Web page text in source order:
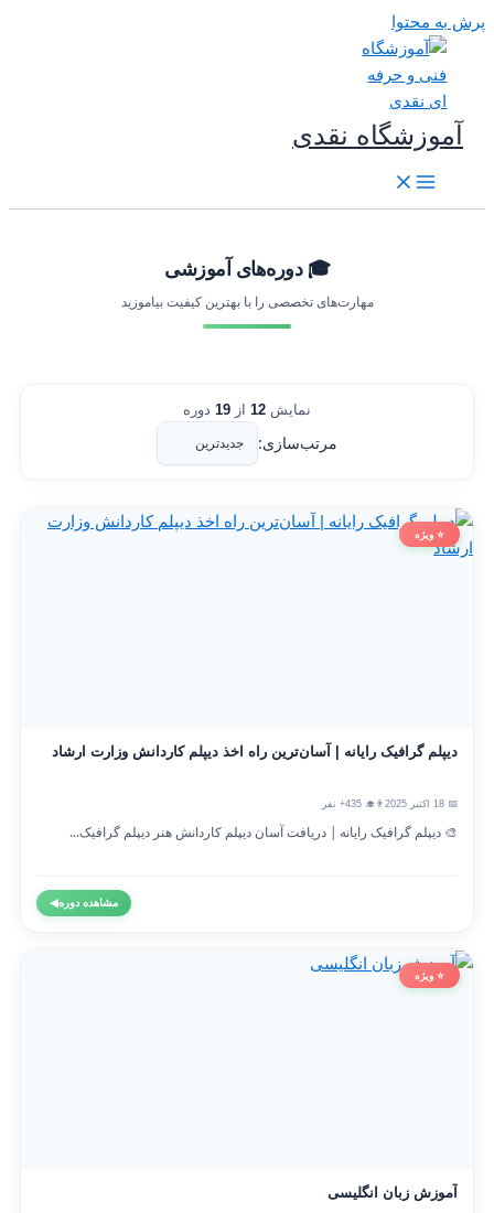
به محتوا
آموزشگاه نقدی
🎓 دوره‌های آموزشی
مهارت‌های تخصصی را با بهترین کیفیت بیاموزید
نمایش12 از 19 دوره
مرتب‌سازی:
⭐ ویژه
دیپلم گرافیک رایانه | آسان‌ترین راه اخذ دیپلم کاردانش وزارت ارشاد
👨‍🎓 435+ نفر
🎨 دیپلم گرافیک رایانه | دریافت آسان دیپلم کاردانش هنر دیپلم گرافیک...
مشاهده دوره◀
⭐ ویژه
آموزش زبان انگلیسی